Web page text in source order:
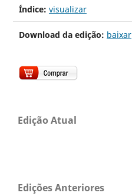
Índice: visualizar
Download da edição: baixar
Edição Atual
Edições Anteriores